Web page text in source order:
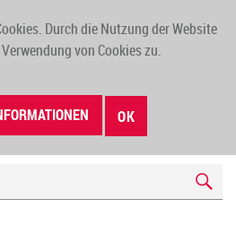
Durch die Nutzung der Website
von Cookies zu.
OK